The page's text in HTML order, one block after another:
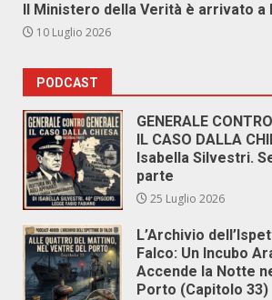
Il Ministero della Verità è arrivato a
10 Luglio 2026
PODCAST
GENERALE
IL CASO DALLA
Isabella Silvestri.
parte
25 Luglio 2026
L’Archivio
Falco: Un Incubo
Accende la Notte
Porto (Capitolo 33)